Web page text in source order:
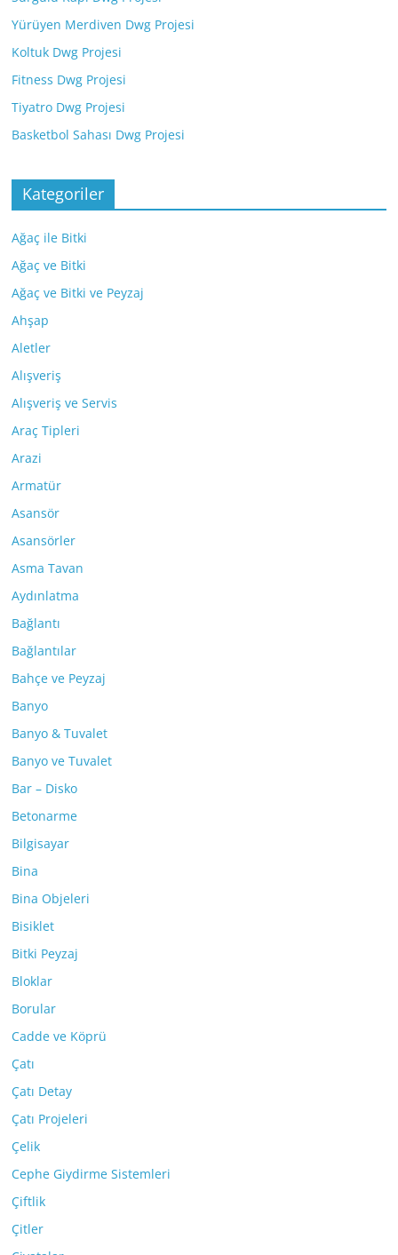
Yürüyen Merdiven Dwg Projesi
Koltuk Dwg Projesi
Fitness Dwg Projesi
Tiyatro Dwg Projesi
Basketbol Sahası Dwg Projesi
Kategoriler
Ağaç ile Bitki
Ağaç ve Bitki
Ağaç ve Bitki ve Peyzaj
Ahşap
Aletler
Alışveriş
Alışveriş ve Servis
Araç Tipleri
Arazi
Armatür
Asansör
Asansörler
Asma Tavan
Aydınlatma
Bağlantı
Bağlantılar
Bahçe ve Peyzaj
Banyo
Banyo & Tuvalet
Banyo ve Tuvalet
Bar – Disko
Betonarme
Bilgisayar
Bina
Bina Objeleri
Bisiklet
Bitki Peyzaj
Bloklar
Borular
Cadde ve Köprü
Çatı
Çatı Detay
Çatı Projeleri
Çelik
Cephe Giydirme Sistemleri
Çiftlik
Çitler